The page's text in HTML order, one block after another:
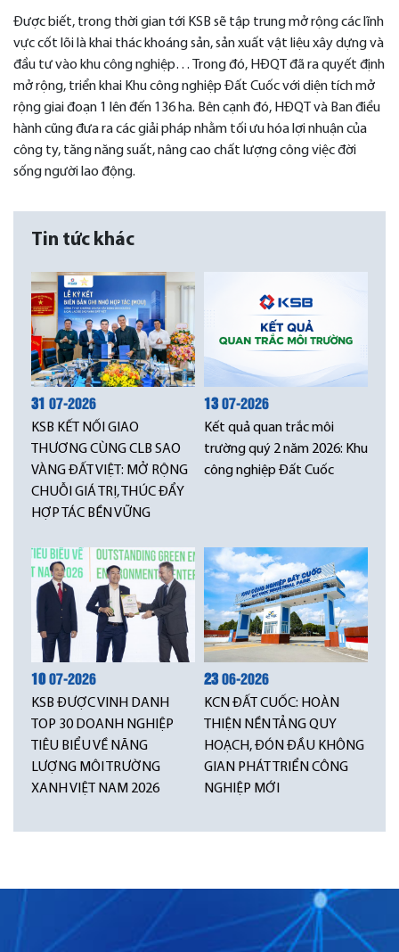
Được biết, trong thời gian tới KSB sẽ tập trung mở rộng các lĩnh
vực cốt lõi là khai thác khoáng sản, sản xuất vật liệu xây dựng và
đầu tư vào khu công nghiệp… Trong đó, HĐQT đã ra quyết định
mở rộng, triển khai Khu công nghiệp Đất Cuốc với diện tích mở
rộng giai đoạn 1 lên đến 136 ha. Bên cạnh đó, HĐQT và Ban điều
hành cũng đưa ra các giải pháp nhằm tối ưu hóa lợi nhuận của
công ty, tăng năng suất, nâng cao chất lượng công việc đời
sống người lao động.
Tin tức khác
31 07-2026
KSB KẾT NỐI GIAO
THƯƠNG CÙNG CLB SAO
VÀNG ĐẤT VIỆT: MỞ RỘNG
CHUỖI GIÁ TRỊ, THÚC ĐẨY
HỢP TÁC BỀN VỮNG
1307-2026
Kết quả quan trắc môi
trường quý 2 năm 2026: Khu
công nghiệp Đất Cuốc
1007-2026
KSB ĐƯỢC VINH DANH
TOP 30 DOANH NGHIỆP
TIÊU BIỂU VỀ NĂNG
LƯỢNG MÔI TRƯỜNG
XANH VIỆT NAM 2026
2306-2026
KCN ĐẤT CUỐC: HOÀN
THIỆN NỀN TẢNG QUY
HOẠCH, ĐÓN ĐẦU KHÔNG
GIAN PHÁT TRIỂN CÔNG
NGHIỆP MỚI